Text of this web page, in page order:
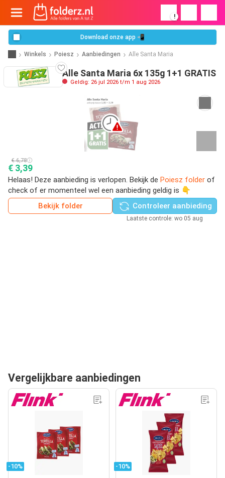
!
Download onze app 📲
Winkels Poiesz Aanbiedingen Alle Santa Maria
Alle Santa Maria 6x 135g 1+1 GRATIS
Geldig: 26 jul 2026 t/m 1 aug 2026
€ 6,78
€ 3,39
Helaas! Deze aanbieding is verlopen. Bekijk de Poiesz folder of
check of er momenteel wel een aanbieding geldig is 👇
Bekijk folder
Controleer aanbieding
Laatste controle: wo 05 aug
Vergelijkbare aanbiedingen
-10% -10%